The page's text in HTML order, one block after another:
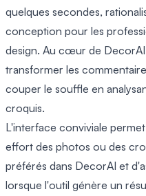
quelques secondes,
conception pour les
design. Au cœur de
transformer les
couper le souffle en
croquis.
L'interface conviviale
effort des photos ou des
préférés dans DecorAI et
lorsque l'outil génère un